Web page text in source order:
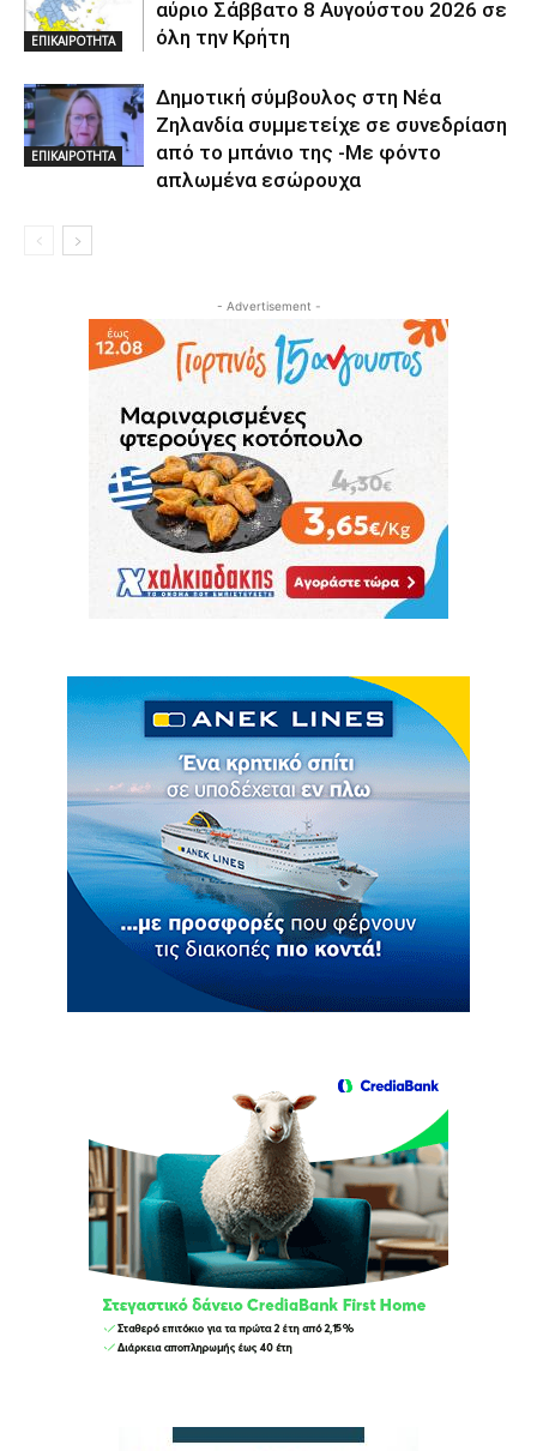
ΕΠΙΚΑΙΡΟΤΗΤΑ
αύριο Σάββατο 8 Αυγούστου 2026 σε
όλη την Κρήτη
ΕΠΙΚΑΙΡΟΤΗΤΑ
Δημοτική σύμβουλος στη Νέα
Ζηλανδία συμμετείχε σε συνεδρίαση
από το μπάνιο της -Με φόντο
απλωμένα εσώρουχα
- Advertisement -